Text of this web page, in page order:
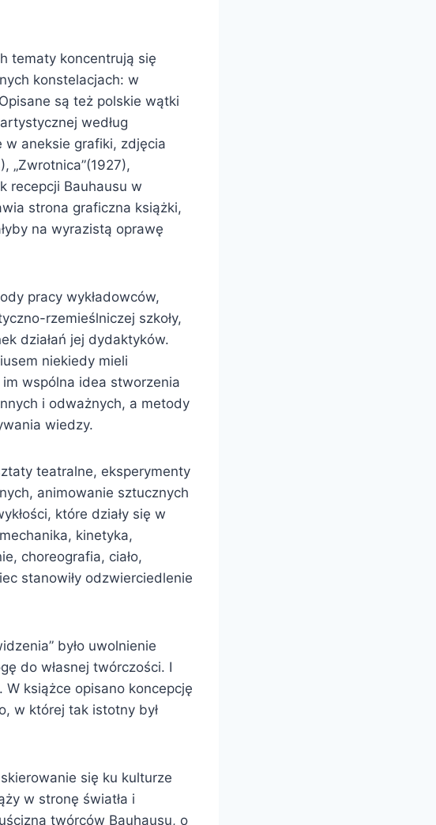
tematy koncentrują się
konstelacjach: w
są też polskie wątki
według
w aneksie grafiki, zdjęcia
„Zwrotnica”(1927),
recepcji Bauhausu w
strona graficzna książki,
na wyrazistą oprawę
pracy wykładowców,
rzemieślniczej szkoły,
działań jej dydaktyków.
niekiedy mieli
im wspólna idea stworzenia
i odważnych, a metody
wiedzy.
teatralne, eksperymenty
animowanie sztucznych
które działy się w
kinetyka,
choreografia, ciało,
stanowiły odzwierciedlenie
było uwolnienie
do własnej twórczości. I
W książce opisano koncepcję
w której tak istotny był
się ku kulturze
w stronę światła i
twórców Bauhausu, o